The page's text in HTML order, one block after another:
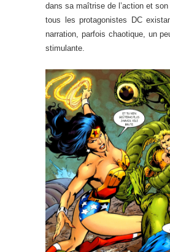
dans sa maîtrise de l’action et
tous les protagonistes DC
narration, parfois chaotique, un
stimulante.